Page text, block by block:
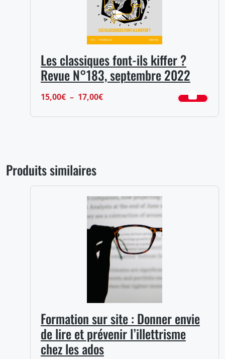
Les classiques font-ils kiffer ?
Revue N°183, septembre 2022
15,00€ – 17,00€Plage
Produits similaires
Formation sur site : Donner envie
de lire et prévenir l’illettrisme
chez les ados